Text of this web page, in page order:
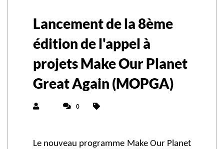
Lancement de la 8ème
édition de l'appel à
projets Make Our Planet
Great Again (MOPGA)
0
Le nouveau programme Make Our Planet